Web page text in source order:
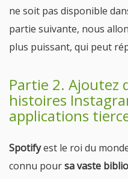
ne soit pas disponible
partie suivante, nous
plus puissant, qui peut
Partie 2. Ajoutez
histoires
applications
Spotifyest le roi du
connu poursa vaste